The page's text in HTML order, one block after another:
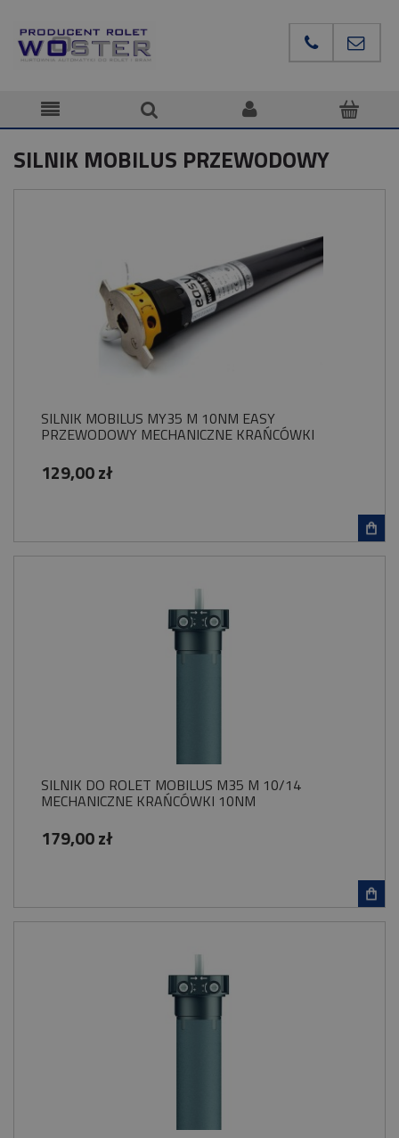
SILNIK MOBILUS PRZEWODOWY
SILNIK MOBILUS MY35 M 10NM EASY
PRZEWODOWY MECHANICZNE KRAŃCÓWKI
129,00 zł
SILNIK DO ROLET MOBILUS M35 M 10/14
MECHANICZNE KRAŃCÓWKI 10NM
179,00 zł